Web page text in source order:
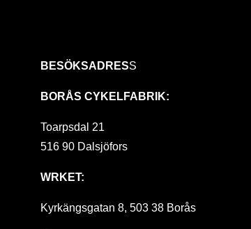
BESÖKSADRESS
BORÅS CYKELFABRIK:
Toarpsdal 21
516 90 Dalsjöfors
WRKET:
Kyrkängsgatan 8, 503 38 Borås